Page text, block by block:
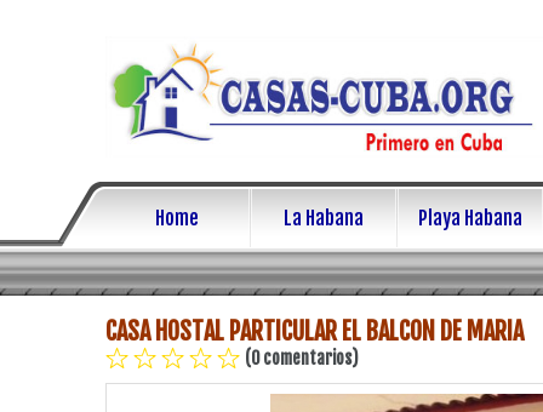
Home La Habana Playa Habana
CASA HOSTAL PARTICULAR EL BALCON DE MARIA
(0 comentarios)